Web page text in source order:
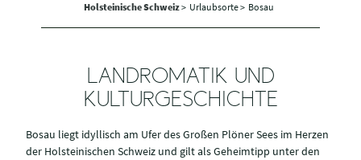
Holsteinische Schweiz> Urlaubsorte > Bosau
LANDROMATIK UND
KULTURGESCHICHTE
Bosau liegt idyllisch am Ufer des Großen Plöner Sees im Herzen
der Holsteinischen Schweiz und gilt als Geheimtipp unter den